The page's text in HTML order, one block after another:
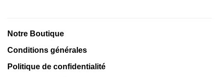
Notre Boutique
Conditions générales
Politique de confidentialité